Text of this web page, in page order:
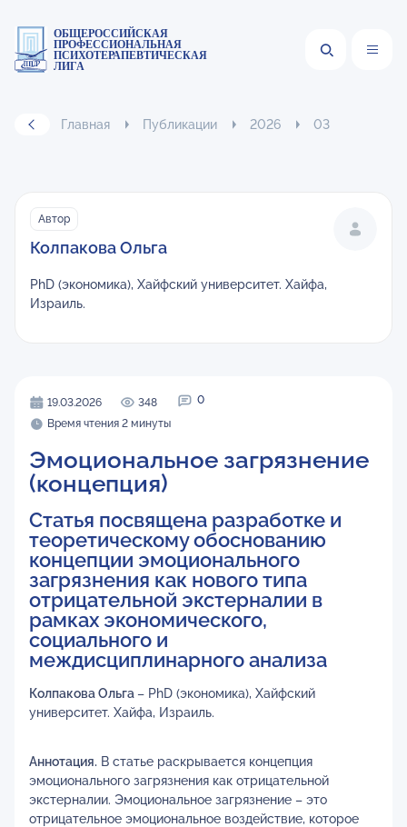
ОБЩЕРОССИЙСКАЯ
ПРОФЕССИОНАЛЬНАЯ
ПСИХОТЕРАПЕВТИЧЕСКАЯ
ЛИГА
Главная Публикации 2026 03
19.03.2026 348
0
Время чтения 2 минуты
Эмоциональное загрязнение
(концепция)
Статья посвящена разработке и
теоретическому обоснованию
концепции эмоционального
загрязнения как нового типа
отрицательной экстерналии в
рамках экономического,
социального и
междисциплинарного анализа
Колпакова Ольга – PhD (экономика), Хайфский
университет. Хайфа, Израиль.
Аннотация. В статье раскрывается концепция
эмоционального загрязнения как отрицательной
экстерналии. Эмоциональное загрязнение – это
отрицательное эмоциональное воздействие, которое
Автор
Колпакова Ольга
PhD (экономика), Хайфский университет. Хайфа,
Израиль.